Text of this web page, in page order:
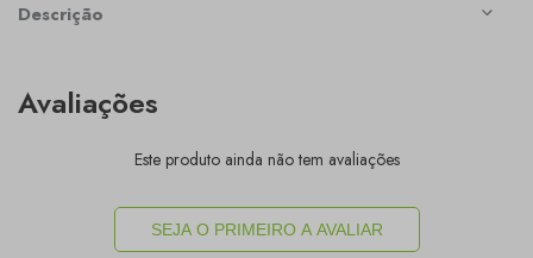
Descrição
Avaliações
Este produto ainda não tem avaliações
SEJA O PRIMEIRO A AVALIAR